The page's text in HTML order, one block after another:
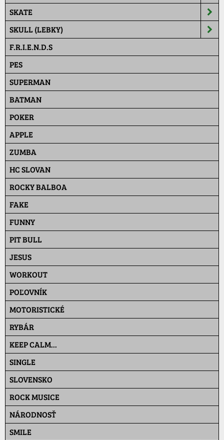
SKATE
SKULL (LEBKY)
F.R.I.E.N.D.S
PES
SUPERMAN
BATMAN
POKER
APPLE
ZUMBA
HC SLOVAN
ROCKY BALBOA
FAKE
FUNNY
PIT BULL
JESUS
WORKOUT
POĽOVNÍK
MOTORISTICKÉ
RYBÁR
KEEP CALM...
SINGLE
SLOVENSKO
ROCK MUSICE
NÁRODNOSŤ
SMILE